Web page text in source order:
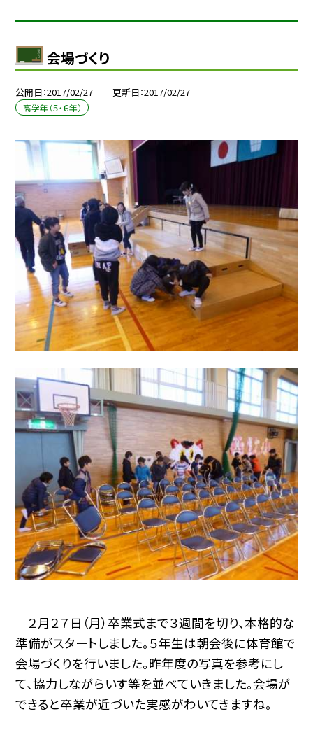
会場づくり
公開日 2017/02/27 更新日 2017/02/27
高学年（５・６年）
２月２７日（月）卒業式まで３週間を切り、本格的な
準備がスタートしました。５年生は朝会後に体育館で
会場づくりを行いました。昨年度の写真を参考にし
て、協力しながらいす等を並べていきました。会場が
できると卒業が近づいた実感がわいてきますね。